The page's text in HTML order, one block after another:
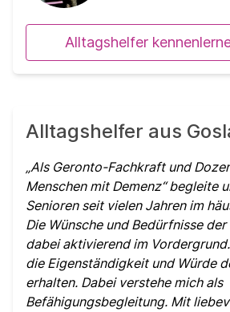
Alltagshelfer
Alltagshelfer aus
Als Geronto-Fachkraft und
Menschen mit Demenz“ begleite
Senioren seit vielen Jahren im
Die Wünsche und Bedürfnisse
dabei aktivierend im
die Eigenständigkeit und Würde
erhalten. Dabei verstehe mich als
Befähigungsbegleitung. Mit